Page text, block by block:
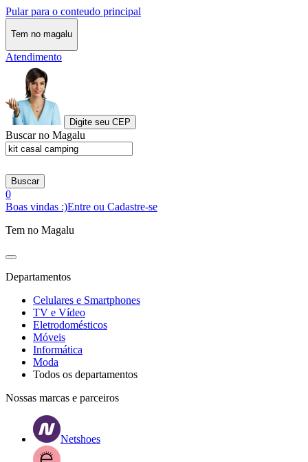
Pular para o conteudo principal
Tem no magalu
Atendimento
Digite seu CEP
Buscar no Magalu
Buscar
0
Boas vindas :)Entre ou Cadastre-se
Tem no Magalu
Departamentos
Celulares e Smartphones
TV e Vídeo
Eletrodomésticos
Móveis
Informática
Moda
Todos os departamentos
Nossas marcas e parceiros
Netshoes